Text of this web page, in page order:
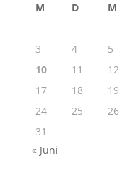
M D M
3
4 5
10
11 12
17
18 19
24
25 26
31
« Juni